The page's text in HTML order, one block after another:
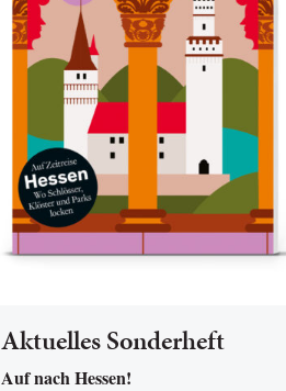
Aktuelles Sonderheft
Auf nach Hessen!